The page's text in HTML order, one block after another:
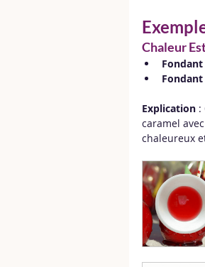
Chaleur
Explication :
caramel
chaleureux